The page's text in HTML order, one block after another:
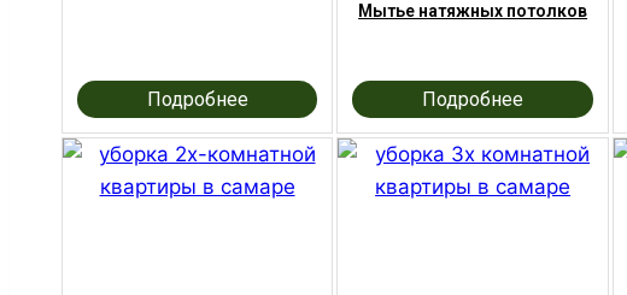
Подробнее
Мытье натяжных потолков
Подробнее